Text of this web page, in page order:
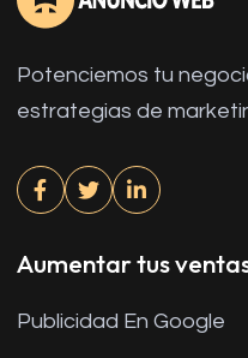
Potenciemos tu
estrategias de
Aumentar tus
Publicidad En Google